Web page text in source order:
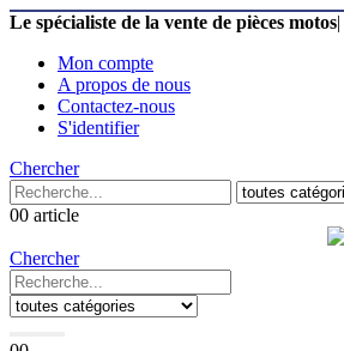
Le spécialiste de la vente de pièces motos|
Mon compte
A propos de nous
Contactez-nous
S'identifier
Chercher
00 article
Chercher